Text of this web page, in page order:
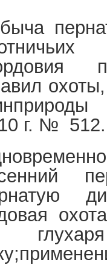
г. № 512.